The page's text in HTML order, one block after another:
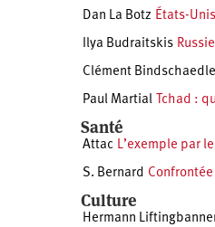
Dan La Botz États-
Ilya Budraitskis
Clément
Paul Martial Tchad :
Santé
Attac L’exemple par
S. Bernard
Culture
Hermann